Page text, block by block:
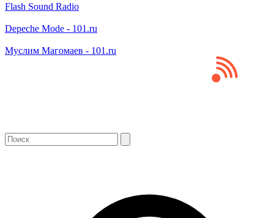
Flash Sound Radio
Depeche Mode - 101.ru
Муслим Магомаев - 101.ru